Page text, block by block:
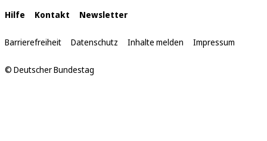
Interne
Links
Hilfe Kontakt Newsletter
Barrierefreiheit Datenschutz Inhalte melden Impressum
© Deutscher Bundestag